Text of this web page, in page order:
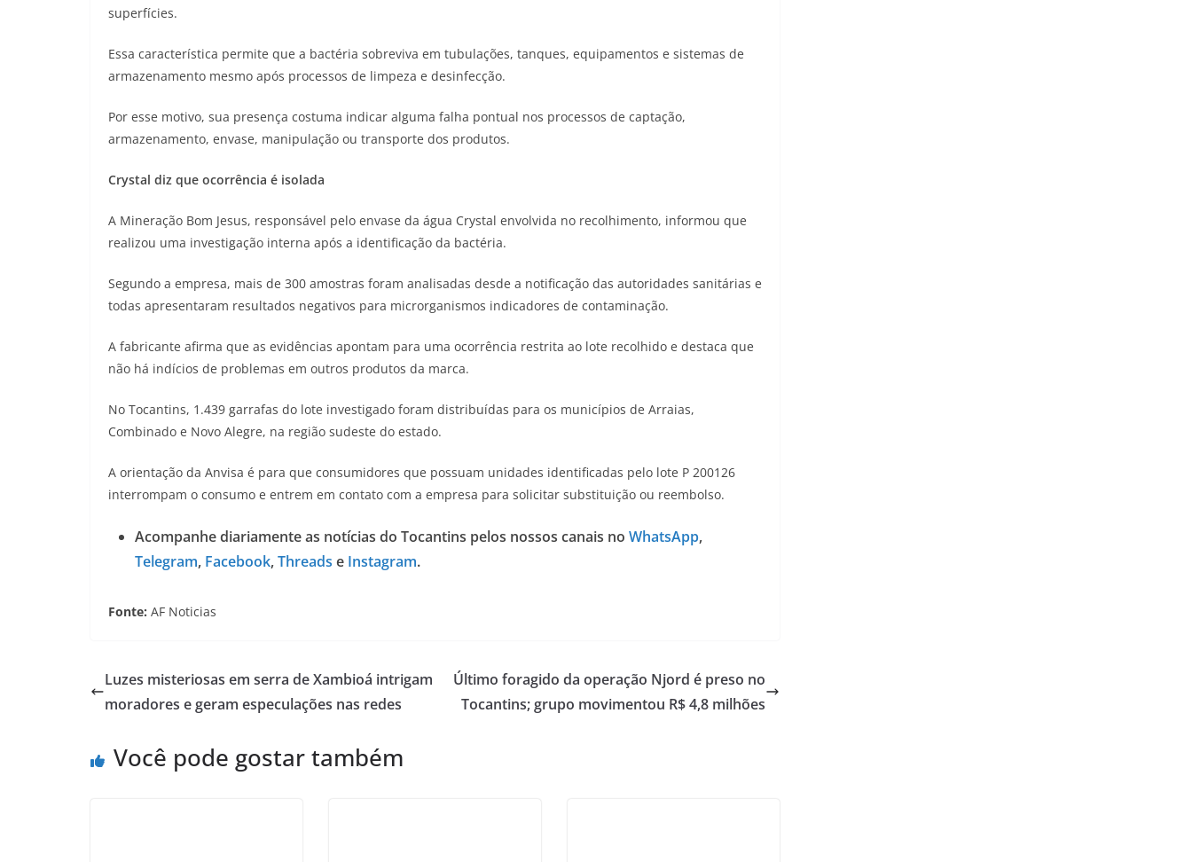
superfícies.
Essa característica permite que a bactéria sobreviva em tubulações, tanques, equipamentos e sistemas de
armazenamento mesmo após processos de limpeza e desinfecção.
Por esse motivo, sua presença costuma indicar alguma falha pontual nos processos de captação,
armazenamento, envase, manipulação ou transporte dos produtos.
Crystal diz que ocorrência é isolada
A Mineração Bom Jesus, responsável pelo envase da água Crystal envolvida no recolhimento, informou que
realizou uma investigação interna após a identificação da bactéria.
Segundo a empresa, mais de 300 amostras foram analisadas desde a notificação das autoridades sanitárias e
todas apresentaram resultados negativos para microrganismos indicadores de contaminação.
A fabricante afirma que as evidências apontam para uma ocorrência restrita ao lote recolhido e destaca que
não há indícios de problemas em outros produtos da marca.
No Tocantins, 1.439 garrafas do lote investigado foram distribuídas para os municípios de Arraias,
Combinado e Novo Alegre, na região sudeste do estado.
A orientação da Anvisa é para que consumidores que possuam unidades identificadas pelo lote P 200126
interrompam o consumo e entrem em contato com a empresa para solicitar substituição ou reembolso.
Acompanhe diariamente as notícias do Tocantins pelos nossos canais no WhatsApp,
Telegram, Facebook,Threads e Instagram.
Fonte: AF Noticias
Luzes misteriosas em serra de Xambioá intrigam
moradores e geram especulações nas redes
Último foragido da operação Njord é preso no
Tocantins; grupo movimentou R$ 4,8 milhões
Você pode gostar também